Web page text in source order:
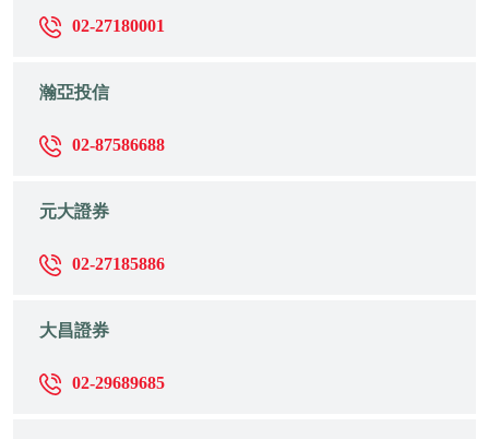
02-27180001
瀚亞投信
02-87586688
元大證券
02-27185886
大昌證券
02-29689685